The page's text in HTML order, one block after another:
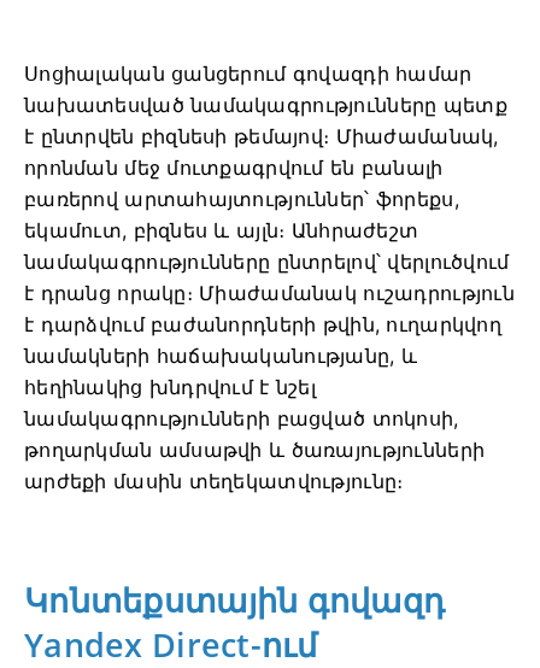
Սոցիալական ցանցերում գովազդի համար
նախատեսված նամակագրությունները պետք
է ընտրվեն բիզնեսի թեմայով։ Միաժամանակ,
որոնման մեջ մուտքագրվում են բանալի
բառերով արտահայտություններ՝ ֆորեքս,
եկամուտ, բիզնես և այլն։ Անհրաժեշտ
նամակագրությունները ընտրելով՝ վերլուծվում
է դրանց որակը։ Միաժամանակ ուշադրություն
է դարձվում բաժանորդների թվին, ուղարկվող
նամակների հաճախականությանը, և
հեղինակից խնդրվում է նշել
նամակագրությունների բացված տոկոսի,
թողարկման ամսաթվի և ծառայությունների
արժեքի մասին տեղեկատվությունը։
Կոնտեքստային գովազդ
Yandex Direct-ում